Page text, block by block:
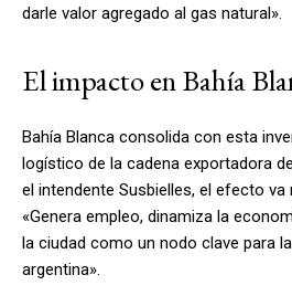
darle valor agregado al gas natural».
El impacto en Bahía
Bahía Blanca consolida con esta
logístico de la cadena exportadora
el intendente Susbielles, el efecto va
«Genera empleo, dinamiza la
la ciudad como un nodo clave para
argentina».